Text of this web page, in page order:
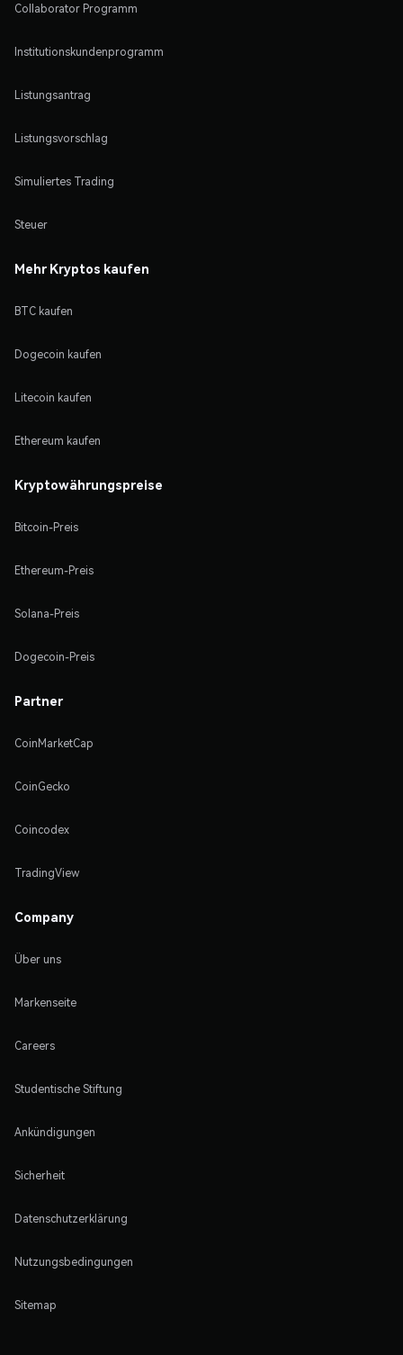
Collaborator Programm
Institutionskundenprogramm
Listungsantrag
Listungsvorschlag
Simuliertes Trading
Steuer
Mehr Kryptos kaufen
BTC kaufen
Dogecoin kaufen
Litecoin kaufen
Ethereum kaufen
Kryptowährungspreise
Bitcoin-Preis
Ethereum-Preis
Solana-Preis
Dogecoin-Preis
Partner
CoinMarketCap
CoinGecko
Coincodex
TradingView
Company
Über uns
Markenseite
Careers
Studentische Stiftung
Ankündigungen
Sicherheit
Datenschutzerklärung
Nutzungsbedingungen
Sitemap